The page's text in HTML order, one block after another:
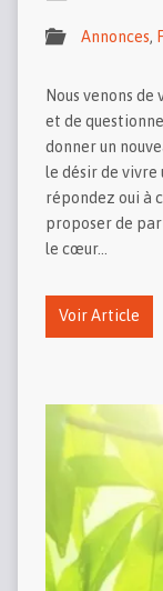
Annonces,
Nous venons
et de
donner un
le désir de vivre
répondez oui à
proposer de
le cœur…
Voir Article